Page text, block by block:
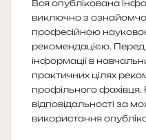
Вся опублікована
виключно з
професійною
рекомендацією.
інформації в
практичних цілях
профільного фахівця.
відповідальності за
використання